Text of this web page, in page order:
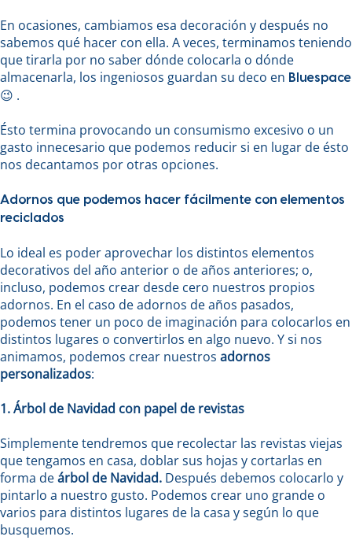
En ocasiones, cambiamos esa decoración y después no
sabemos qué hacer con ella. A veces, terminamos teniendo
que tirarla por no saber dónde colocarla o dónde
almacenarla, los ingeniosos guardan su deco en Bluespace
😉 .
Ésto termina provocando un consumismo excesivo o un
gasto innecesario que podemos reducir si en lugar de ésto
nos decantamos por otras opciones.
Adornos que podemos hacer fácilmente con elementos
reciclados
Lo ideal es poder aprovechar los distintos elementos
decorativos del año anterior o de años anteriores; o,
incluso, podemos crear desde cero nuestros propios
adornos. En el caso de adornos de años pasados,
podemos tener un poco de imaginación para colocarlos en
distintos lugares o convertirlos en algo nuevo. Y si nos
animamos, podemos crear nuestros adornos
personalizados:
1. Árbol de Navidad con papel de revistas
Simplemente tendremos que recolectar las revistas viejas
que tengamos en casa, doblar sus hojas y cortarlas en
forma deárbol de Navidad. Después debemos colocarlo y
pintarlo a nuestro gusto. Podemos crear uno grande o
varios para distintos lugares de la casa y según lo que
busquemos.